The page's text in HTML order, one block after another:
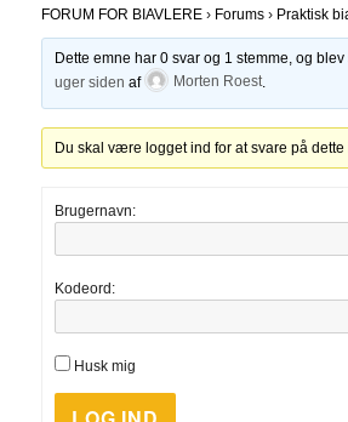
FORUM FOR BIAVLERE › Forums › Praktisk
Dette emne har 0 svar og 1 stemme, og
uger siden af Morten Roest.
Du skal være logget ind for at svare på
Brugernavn:
Kodeord:
Husk mig